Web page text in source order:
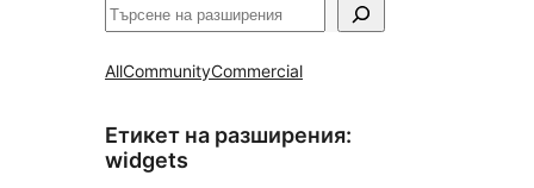
Търсене
AllCommunityCommercial
Етикет на разширения:
widgets